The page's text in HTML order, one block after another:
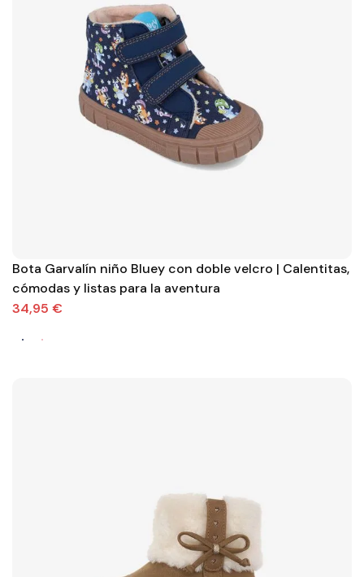
Bota Garvalín niño Bluey con doble velcro | Calentitas,
cómodas y listas para la aventura
34,95 €